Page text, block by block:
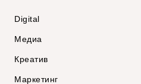
Digital
Медиа
Креатив
Маркетинг